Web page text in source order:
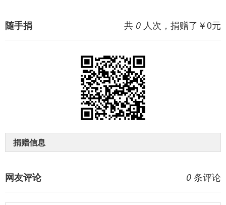
共 0 人次，捐赠了￥0元
随手捐
捐赠信息
0 条评论
网友评论